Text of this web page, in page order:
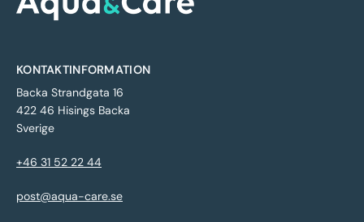
KONTAKTINFORMATION
Backa Strandgata 16
422 46 Hisings Backa
Sverige
+46 31 52 22 44
post@aqua-care.se